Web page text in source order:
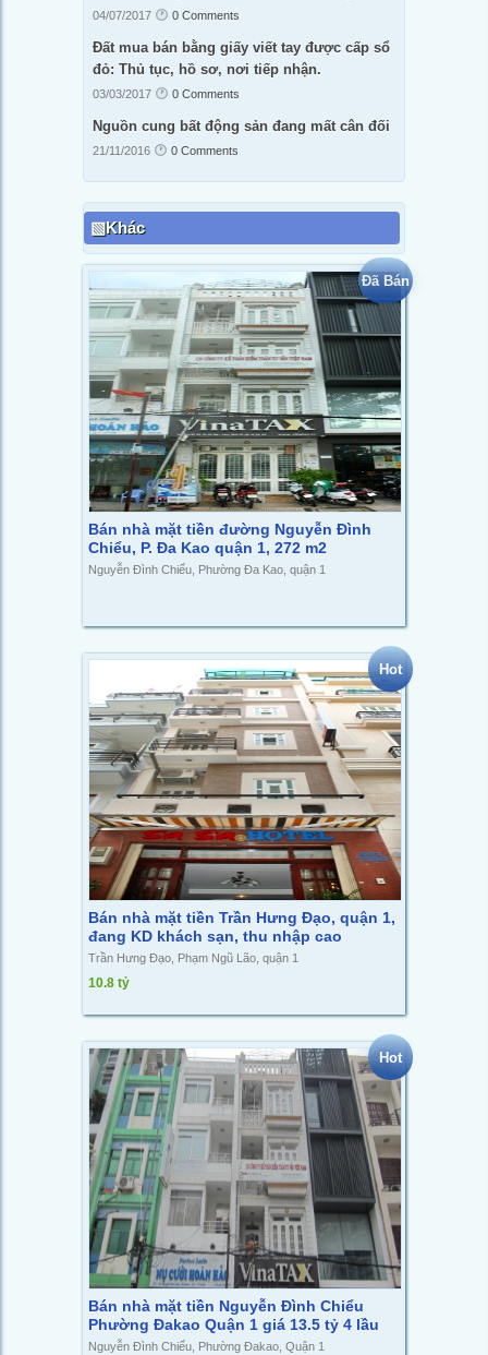
04/07/2017 0 Comments
Đất mua bán bằng giấy viết tay được cấp sổ
đỏ: Thủ tục, hồ sơ, nơi tiếp nhận.
03/03/2017 0 Comments
Nguồn cung bất động sản đang mất cân đối
21/11/2016 0 Comments
Khác
Bán nhà mặt tiền đường Nguyễn Đình
Chiểu, P. Đa Kao quận 1, 272 m2
Nguyễn Đình Chiểu, Phường Đa Kao, quận 1
Đã Bán
Bán nhà mặt tiền Trần Hưng Đạo, quận 1,
đang KD khách sạn, thu nhập cao
Trần Hưng Đạo, Phạm Ngũ Lão, quận 1
10.8 tỷ
Hot
Bán nhà mặt tiền Nguyễn Đình Chiểu
Phường Đakao Quận 1 giá 13.5 tỷ 4 lầu
Nguyễn Đình Chiểu, Phường Đakao, Quận 1
Hot